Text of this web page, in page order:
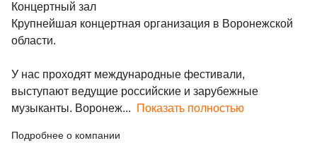
Концертный зал
Крупнейшая концертная организация в Воронежской
области.
У нас проходят международные фестивали,
выступают ведущие российские и зарубежные
музыканты. Воронеж... Показать полностью
Подробнее о компании